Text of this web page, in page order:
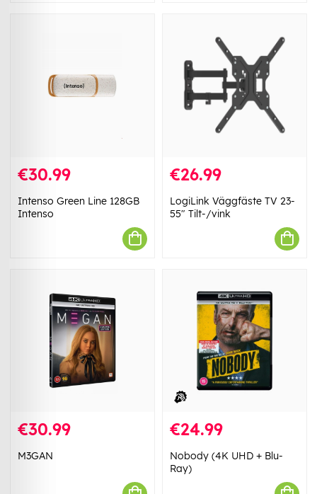
€30.99
Intenso Green Line 128GB
Intenso
€26.99
LogiLink Väggfäste TV 23-
55" Tilt-/vink
€30.99
M3GAN
€24.99
Nobody (4K UHD + Blu-
Ray)